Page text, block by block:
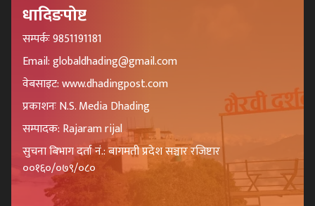
धादिङपोष्ट
सम्पर्कः 9851191181
Email: globaldhading@gmail.com
वेबसाइट: www.dhadingpost.com
प्रकाशनः N.S. Media Dhading
सम्पादक: Rajaram rijal
सुचना बिभाग दर्ता नं.: बागमती प्रदेश सञ्चार रजिष्टार
००१६०/०७९/०८०